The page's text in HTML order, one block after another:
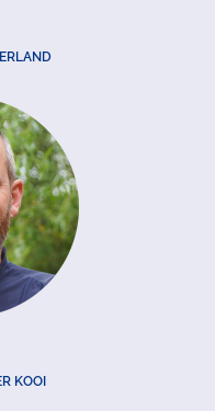
KOOI